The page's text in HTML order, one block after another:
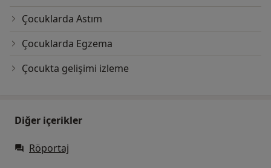
Çocuklarda Astım
Çocuklarda Egzema
Çocukta gelişimi izleme
Diğer içerikler
Röportaj